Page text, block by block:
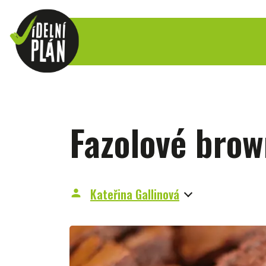
Fazolové
person Kateřina Gallinová